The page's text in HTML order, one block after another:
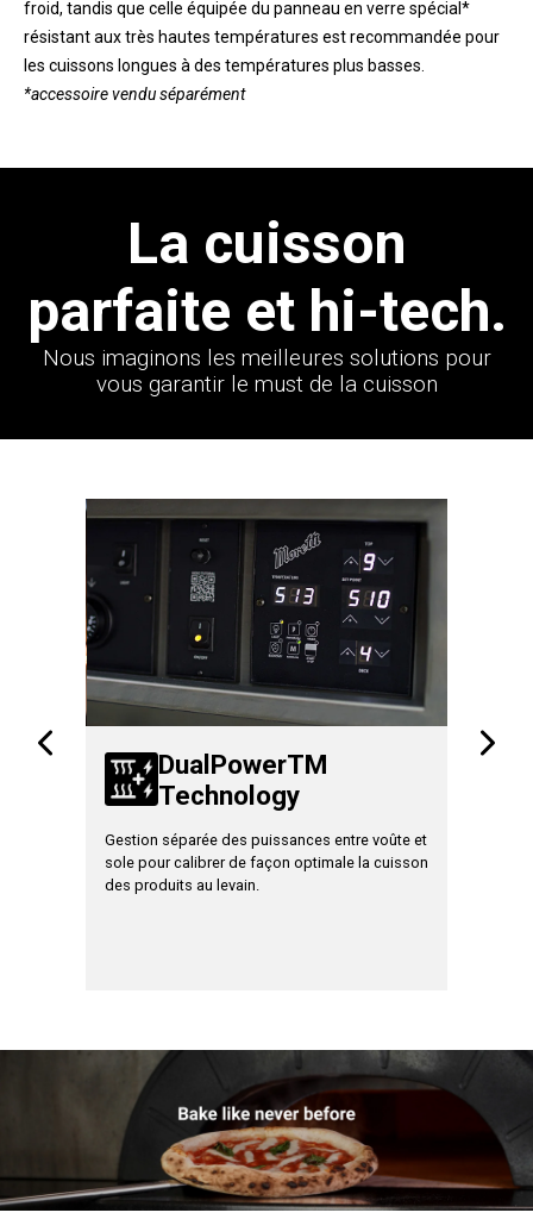
froid, tandis que celle équipée du panneau en verre spécial*
résistant auxtrès hautes températures est recommandée pour
les cuissons longues à des températures plus basses.
*accessoire vendu séparément
La cuisson
parfaite et hi-tech.
Nous imaginons les meilleures solutions pour
vous garantir le must de la cuisson
DualPowerTM
Technology
Gestion séparée des puissances entre voûte et
sole pour calibrer de façon optimale la cuisson
des produits au levain.